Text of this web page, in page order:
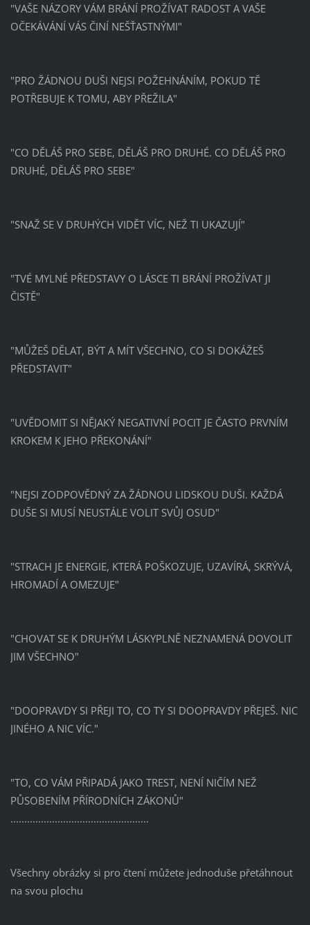
"VAŠE NÁZORY VÁM BRÁNÍ PROŽÍVAT RADOST A VAŠE
OČEKÁVÁNÍ VÁS ČINÍ NEŠŤASTNÝMI"
"PRO ŽÁDNOU DUŠI NEJSI POŽEHNÁNÍM, POKUD TĚ
POTŘEBUJE K TOMU, ABY PŘEŽILA"
"CO DĚLÁŠ PRO SEBE, DĚLÁŠ PRO DRUHÉ. CO DĚLÁŠ PRO
DRUHÉ, DĚLÁŠ PRO SEBE"
"SNAŽ SE V DRUHÝCH VIDĚT VÍC, NEŽ TI UKAZUJÍ"
"TVÉ MYLNÉ PŘEDSTAVY O LÁSCE TI BRÁNÍ PROŽÍVAT JI
ČISTĚ"
"MŮŽEŠ DĚLAT, BÝT A MÍT VŠECHNO, CO SI DOKÁŽEŠ
PŘEDSTAVIT"
"UVĚDOMIT SI NĚJAKÝ NEGATIVNÍ POCIT JE ČASTO PRVNÍM
KROKEM K JEHO PŘEKONÁNÍ"
"NEJSI ZODPOVĚDNÝ ZA ŽÁDNOU LIDSKOU DUŠI. KAŽDÁ
DUŠE SI MUSÍ NEUSTÁLE VOLIT SVŮJ OSUD"
"STRACH JE ENERGIE, KTERÁ POŠKOZUJE, UZAVÍRÁ, SKRÝVÁ,
HROMADÍ A OMEZUJE"
"CHOVAT SE K DRUHÝM LÁSKYPLNĚ NEZNAMENÁ DOVOLIT
JIM VŠECHNO"
"DOOPRAVDY SI PŘEJI TO, CO TY SI DOOPRAVDY PŘEJEŠ. NIC
JINÉHO A NIC VÍC."
"TO, CO VÁM PŘIPADÁ JAKO TREST, NENÍ NIČÍM NEŽ
PŮSOBENÍM PŘÍRODNÍCH ZÁKONŮ"
..................................................
Všechny obrázky si pro čtení můžete jednoduše přetáhnout
na svou plochu